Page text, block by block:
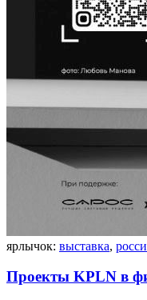
ярлычок: выставка,
Проекты KPLN в